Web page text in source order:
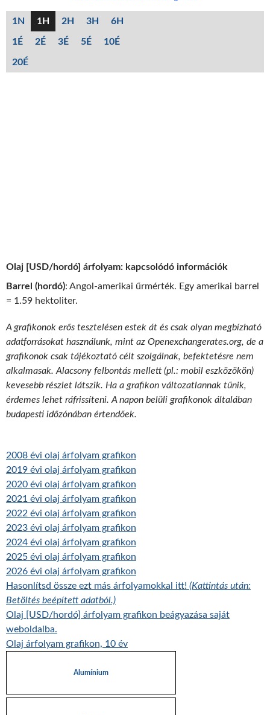
1N 1H 2H 3H 6H
1É 2É 3É 5É 10É
20É
Olaj [USD/hordó] árfolyam: kapcsolódó információk
Barrel (hordó): Angol-amerikai űrmérték. Egy amerikai barrel
= 1.59 hektoliter.
A grafikonok erős tesztelésen estek át és csak olyan megbízható
adatforrásokat használunk, mint az Openexchangerates.org, de a
grafikonok csak tájékoztató célt szolgálnak, befektetésre nem
alkalmasak. Alacsony felbontás mellett (pl.: mobil eszközökön)
kevesebb részlet látszik. Ha a grafikon változatlannak tűnik,
érdemes lehet ráfrissíteni. A napon belüli grafikonok általában
budapesti időzónában értendőek.
2008 évi olaj árfolyam grafikon
2019 évi olaj árfolyam grafikon
2020 évi olaj árfolyam grafikon
2021 évi olaj árfolyam grafikon
2022 évi olaj árfolyam grafikon
2023 évi olaj árfolyam grafikon
2024 évi olaj árfolyam grafikon
2025 évi olaj árfolyam grafikon
2026 évi olaj árfolyam grafikon
Hasonlítsd össze ezt más árfolyamokkal itt! (Kattintás után:
Betöltés beépített adatból.)
Olaj [USD/hordó] árfolyam grafikon beágyazása saját
weboldalba.
Olaj árfolyam grafikon, 10 év
Alumínium